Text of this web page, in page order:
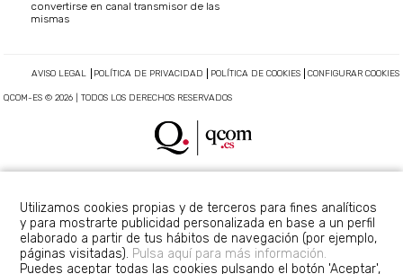
convertirse en canal transmisor de las
mismas
AVISO LEGAL POLÍTICA DE PRIVACIDAD POLÍTICA DE COOKIES CONFIGURAR COOKIES
QCOM-ES © 2026 | TODOS LOS DERECHOS RESERVADOS
Utilizamos cookies propias y de terceros para fines analíticos
y para mostrarte publicidad personalizada en base a un perfil
elaborado a partir de tus hábitos de navegación (por ejemplo,
páginas visitadas). Pulsa aquí para más información.
Puedes aceptar todas las cookies pulsando el botón 'Aceptar',